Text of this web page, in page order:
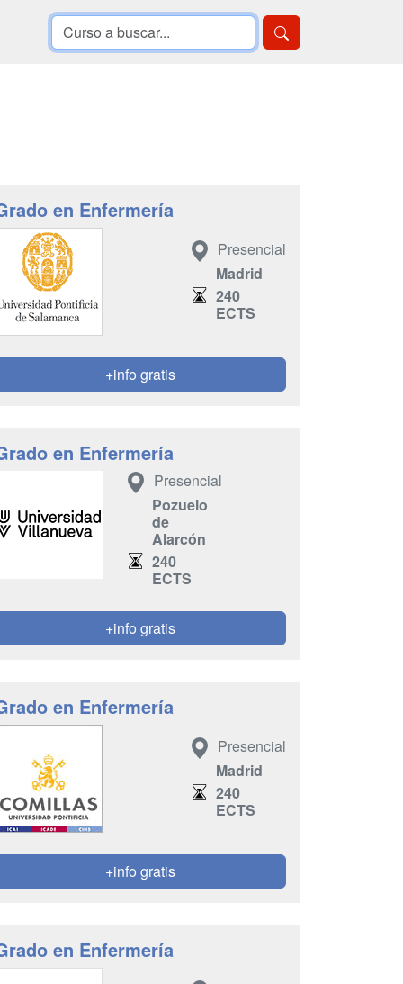
en Enfermería
Presencial
Madrid
240
ECTS
+info gratis
en Enfermería
Presencial
Pozuelo
de
Alarcón
240
ECTS
+info gratis
en Enfermería
Presencial
Madrid
240
ECTS
+info gratis
en Enfermería